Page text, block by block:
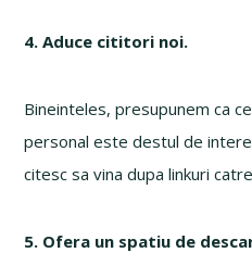
4. Aduce cititori noi.
Bineinteles, presupunem ca
personal este destul de
citesc sa vina dupa linkuri
5. Ofera un spatiu de